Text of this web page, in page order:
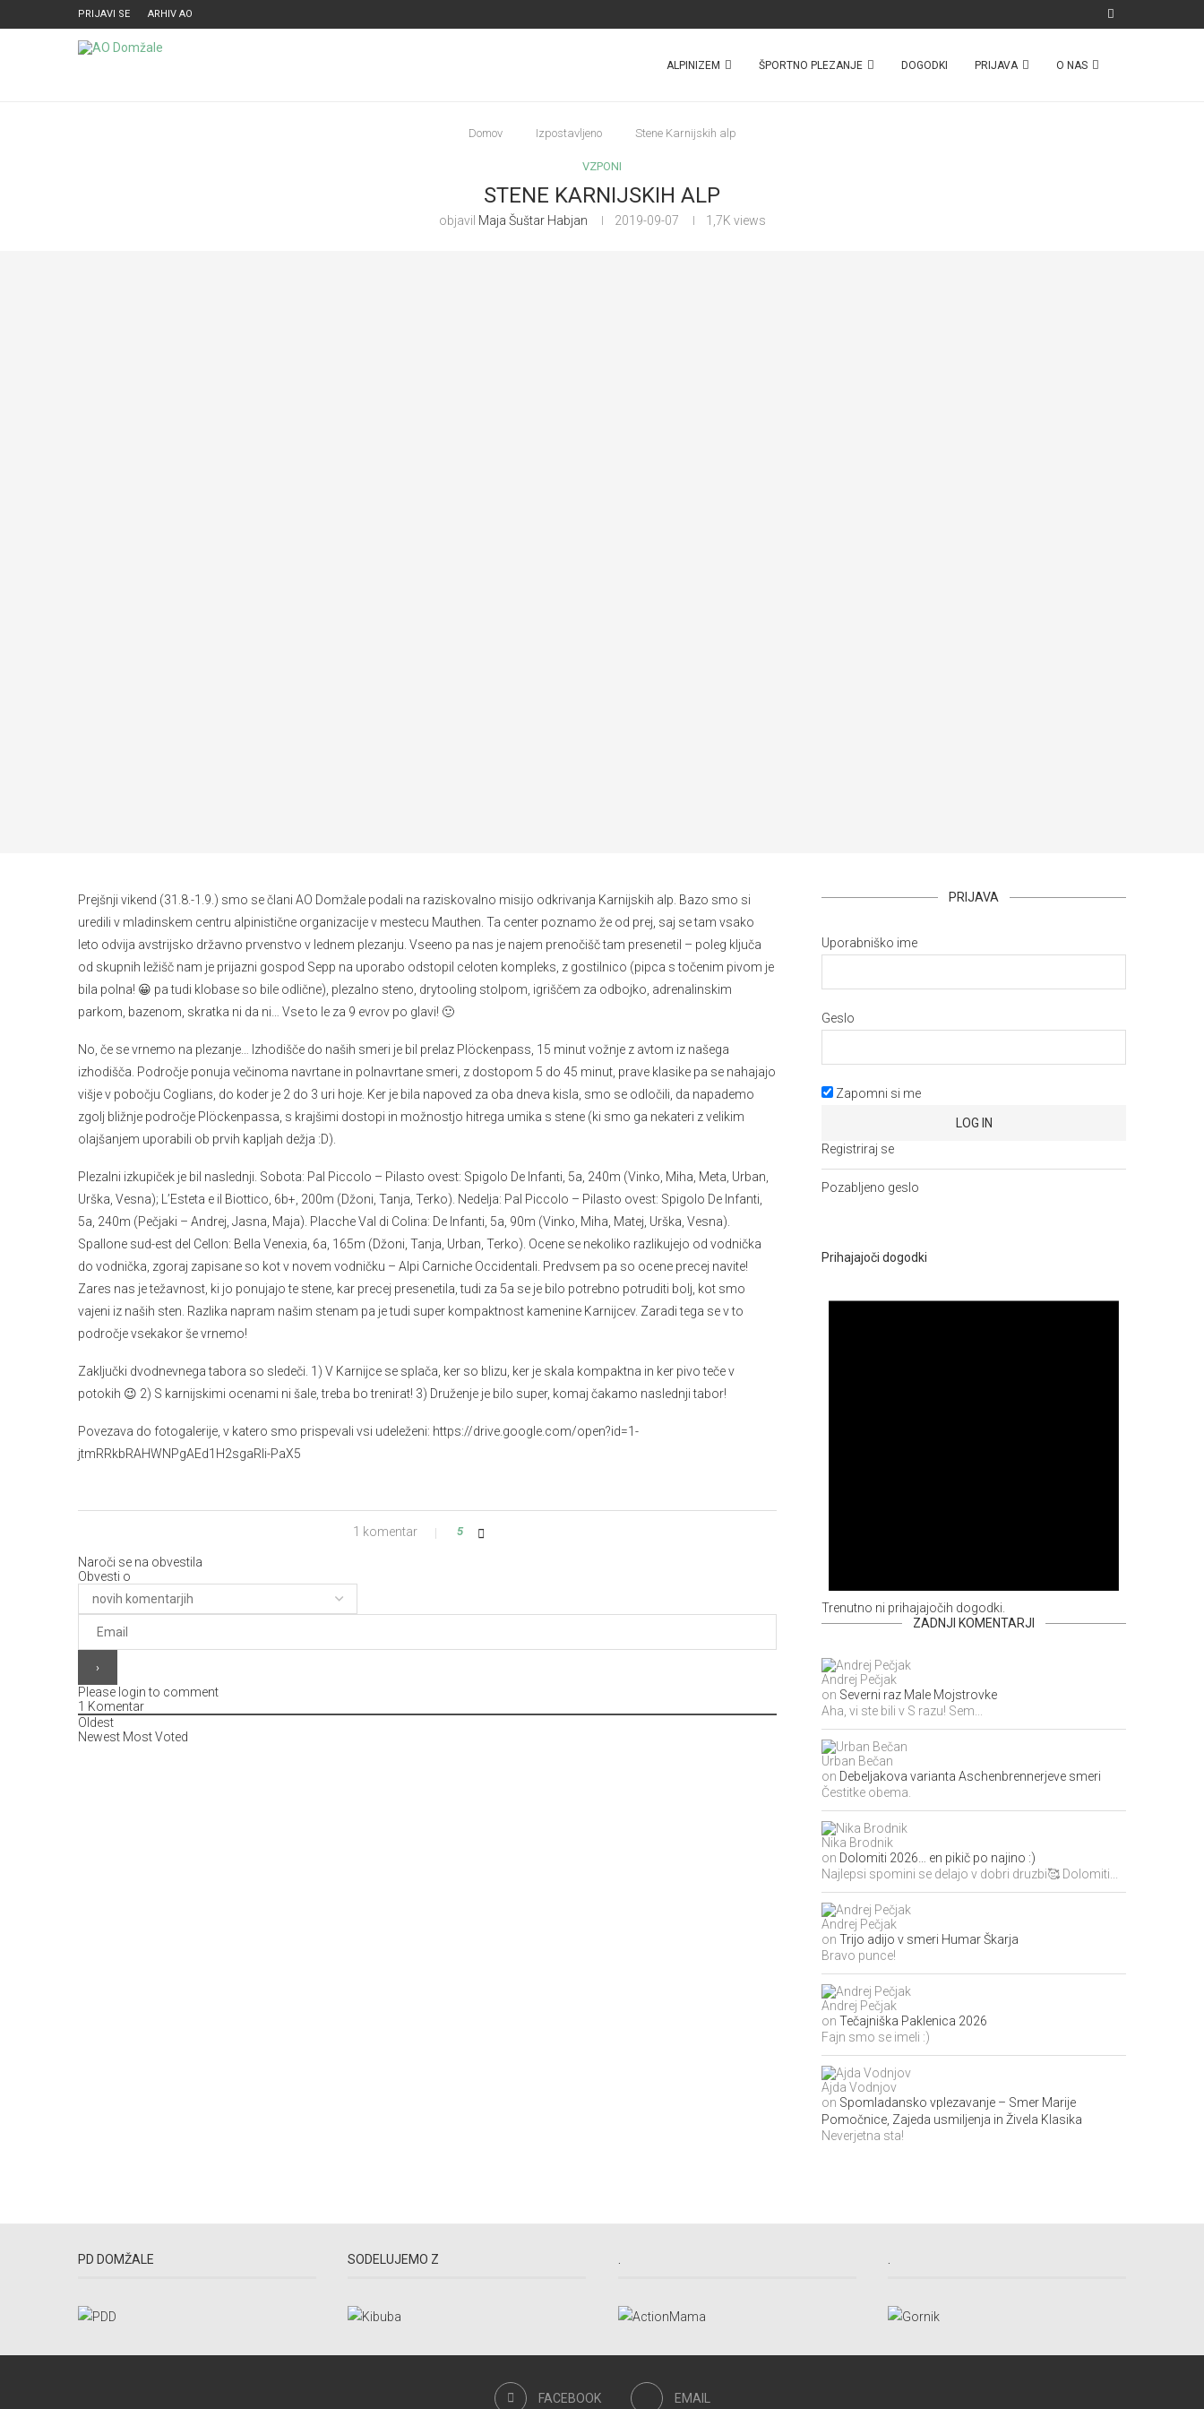
PRIJAVI SE ARHIV AO
ALPINIZEM ŠPORTNO PLEZANJE DOGODKI PRIJAVA O NAS
Domov Izpostavljeno Stene Karnijskih alp
VZPONI
STENE KARNIJSKIH ALP
objavil Maja Šuštar Habjan 2019-09-07 1,7K views
Prejšnji vikend (31.8.-1.9.) smo se člani AO Domžale podali na raziskovalno misijo odkrivanja Karnijskih alp. Bazo smo si
uredili v mladinskem centru alpinistične organizacije v mestecu Mauthen. Ta center poznamo že od prej, saj se tam vsako
leto odvija avstrijsko državno prvenstvo v lednem plezanju. Vseeno pa nas je najem prenočišč tam presenetil – poleg ključa
od skupnih ležišč nam je prijazni gospod Sepp na uporabo odstopil celoten kompleks, z gostilnico (pipca s točenim pivom je
bila polna! 😀 pa tudi klobase so bile odlične), plezalno steno, drytooling stolpom, igriščem za odbojko, adrenalinskim
parkom, bazenom, skratka ni da ni… Vse to le za 9 evrov po glavi! 🙂
No, če se vrnemo na plezanje… Izhodišče do naših smeri je bil prelaz Plöckenpass, 15 minut vožnje z avtom iz našega
izhodišča. Področje ponuja večinoma navrtane in polnavrtane smeri, z dostopom 5 do 45 minut, prave klasike pa se nahajajo
višje v pobočju Coglians, do koder je 2 do 3 uri hoje. Ker je bila napoved za oba dneva kisla, smo se odločili, da napademo
zgolj bližnje področje Plöckenpassa, s krajšimi dostopi in možnostjo hitrega umika s stene (ki smo ga nekateri z velikim
olajšanjem uporabili ob prvih kapljah dežja :D).
Plezalni izkupiček je bil naslednji. Sobota: Pal Piccolo – Pilasto ovest: Spigolo De Infanti, 5a, 240m (Vinko, Miha, Meta, Urban,
Urška, Vesna); L’Esteta e il Biottico, 6b+, 200m (Džoni, Tanja, Terko). Nedelja: Pal Piccolo – Pilasto ovest: Spigolo De Infanti,
5a, 240m (Pečjaki – Andrej, Jasna, Maja). Placche Val di Colina: De Infanti, 5a, 90m (Vinko, Miha, Matej, Urška, Vesna).
Spallone sud-est del Cellon: Bella Venexia, 6a, 165m (Džoni, Tanja, Urban, Terko). Ocene se nekoliko razlikujejo od vodnička
do vodnička, zgoraj zapisane so kot v novem vodničku – Alpi Carniche Occidentali. Predvsem pa so ocene precej navite!
Zares nas je težavnost, ki jo ponujajo te stene, kar precej presenetila, tudi za 5a se je bilo potrebno potruditi bolj, kot smo
vajeni iz naših sten. Razlika napram našim stenam pa je tudi super kompaktnost kamenine Karnijcev. Zaradi tega se v to
področje vsekakor še vrnemo!
Zaključki dvodnevnega tabora so sledeči. 1) V Karnijce se splača, ker so blizu, ker je skala kompaktna in ker pivo teče v
potokih 😉 2) S karnijskimi ocenami ni šale, treba bo trenirat! 3) Druženje je bilo super, komaj čakamo naslednji tabor!
Povezava do fotogalerije, v katero smo prispevali vsi udeleženi: https://drive.google.com/open?id=1-
jtmRRkbRAHWNPgAEd1H2sgaRIi-PaX5
1 komentar 5
Naroči se na obvestila
Obvesti o
Please login to comment
1 Komentar
Oldest
Newest Most Voted
PRIJAVA
Uporabniško ime
Geslo
Zapomni si me
Registriraj se
Pozabljeno geslo
Prihajajoči dogodki
Trenutno ni prihajajočih dogodki.
ZADNJI KOMENTARJI
Andrej Pečjak
on Severni raz Male Mojstrovke
Aha, vi ste bili v S razu! Sem...
Urban Bečan
on Debeljakova varianta Aschenbrennerjeve smeri
Čestitke obema.
Nika Brodnik
on Dolomiti 2026… en pikič po najino :)
Najlepsi spomini se delajo v dobri druzbi🥰 Dolomiti...
Andrej Pečjak
on Trijo adijo v smeri Humar Škarja
Bravo punce!
Andrej Pečjak
on Tečajniška Paklenica 2026
Fajn smo se imeli :)
Ajda Vodnjov
on Spomladansko vplezavanje – Smer Marije
Pomočnice, Zajeda usmiljenja in Živela Klasika
Neverjetna sta!
PD DOMŽALE SODELUJEMO Z . .
FACEBOOK EMAIL